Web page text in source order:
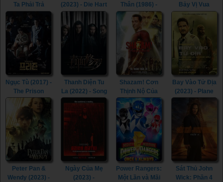
Ta Phải Trả
Price We Pay
(2023)
(2023) - Die Hart
Thân (1986) -
The Naked
Cage (1986)
Bảy Vị Vua
(2023) - The
Last Kingdom:
Seven Kings
Must Die (2023)
Ngục Tù (2017) -
The Prison
(2017)
Thanh Diện Tu
La (2022) - Song
of the
Assassins
(2022)
Shazam! Cơn
Thịnh Nộ Của
Các Vị Thần
(2023) -
Shazam! Fury of
the Gods (2023)
Bay Vào Tử Địa
(2023) - Plane
Peter Pan &
Wendy (2023) -
Ngày Của Mẹ
(2023) -
Power Rangers:
Một Lần và Mãi
Sát Thủ John
Wick: Phần 4